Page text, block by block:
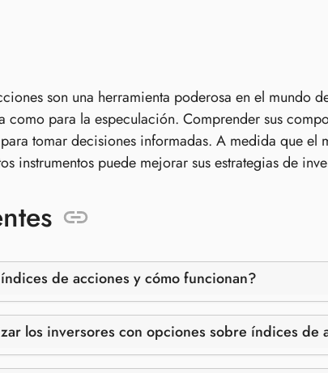
son una herramienta poderosa en el mundo
como para la especulación. Comprender sus
tomar decisiones informadas. A medida que el
instrumentos puede mejorar sus estrategias de
de acciones y cómo funcionan?
los inversores con opciones sobre índices de